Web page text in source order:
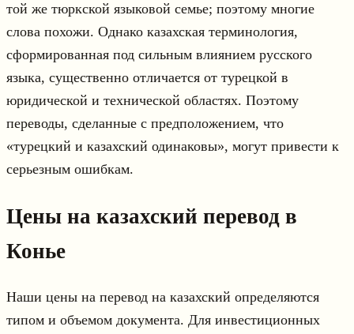
той же тюркской языковой семье; поэтому многие
слова похожи. Однако казахская терминология,
сформированная под сильным влиянием русского
языка, существенно отличается от турецкой в
юридической и технической областях. Поэтому
переводы, сделанные с предположением, что
«турецкий и казахский одинаковы», могут привести к
серьезным ошибкам.
Цены на казахский перевод в
Конье
Наши цены на перевод на казахский определяются
типом и объемом документа. Для инвестиционных